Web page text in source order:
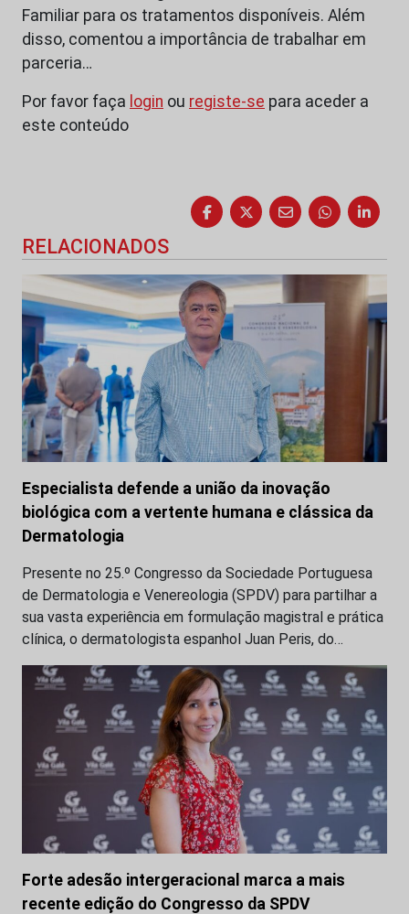
Familiar para os tratamentos disponíveis. Além
disso, comentou a importância de trabalhar em
parceria…
Por favor faça login ou registe-se para aceder a
este conteúdo
RELACIONADOS
Especialista defende a união da inovação
biológica com a vertente humana e clássica da
Dermatologia
Presente no 25.º Congresso da Sociedade Portuguesa
de Dermatologia e Venereologia (SPDV) para partilhar a
sua vasta experiência em formulação magistral e prática
clínica, o dermatologista espanhol Juan Peris, do…
Forte adesão intergeracional marca a mais
recente edição do Congresso da SPDV